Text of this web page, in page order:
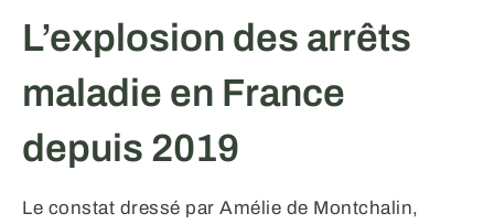
L’explosion des arrêts
maladie en France
depuis 2019
Le constat dressé par Amélie de Montchalin,